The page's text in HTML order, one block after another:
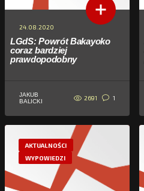
24.08.2020
LGdS: Powrót Bakayoko
coraz bardziej
prawdopodobny
JAKUB
BALICKI
2691 1
AKTUALNOŚCI
WYPOWIEDZI